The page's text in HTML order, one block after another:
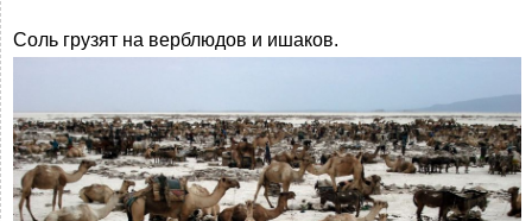
Соль грузят на верблюдов и ишаков.